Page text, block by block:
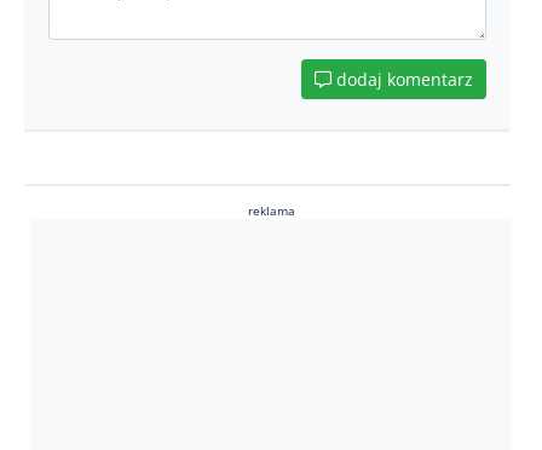
dodaj komentarz
reklama